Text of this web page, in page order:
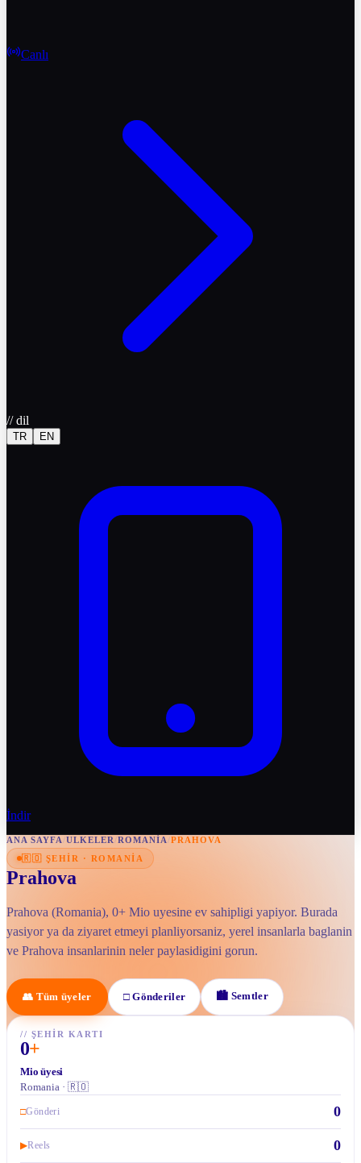
Canlı
//dil
TR EN
İndir
ANA SAYFA/ULKELER/ROMANIA/PRAHOVA
🇷🇴 ŞEHIR · ROMANIA
Prahova
Prahova (Romania), 0+ Mio uyesine ev sahipligi yapiyor. Burada
yasiyor ya da ziyaret etmeyi planliyorsaniz, yerel insanlarla baglanin
ve Prahova insanlarinin neler paylasidigini gorun.
👥 Tüm üyeler □Gönderiler 🏙 Semtler
// ŞEHIR KARTI
0+
Mio üyesi
Romania · 🇷🇴
□Gönderi 0
▶Reels 0